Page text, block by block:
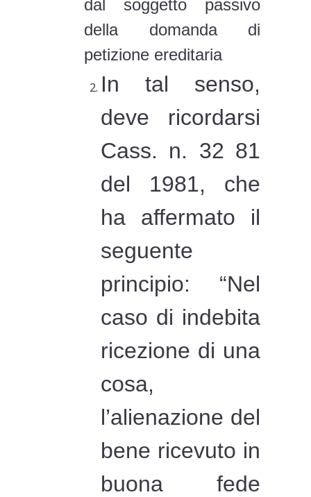
dal soggetto passivo
della domanda di
petizione ereditaria
In tal senso,
deve ricordarsi
Cass. n. 32 81
del 1981, che
ha affermato il
seguente
principio: “Nel
caso di indebita
ricezione di una
cosa,
l’alienazione del
bene ricevuto in
buona fede